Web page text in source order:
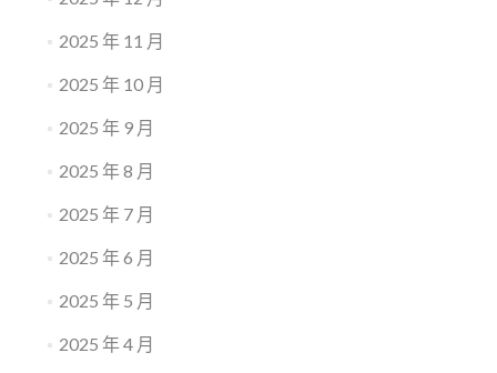
2025 年 11 月
2025 年 10 月
2025 年 9 月
2025 年 8 月
2025 年 7 月
2025 年 6 月
2025 年 5 月
2025 年 4 月